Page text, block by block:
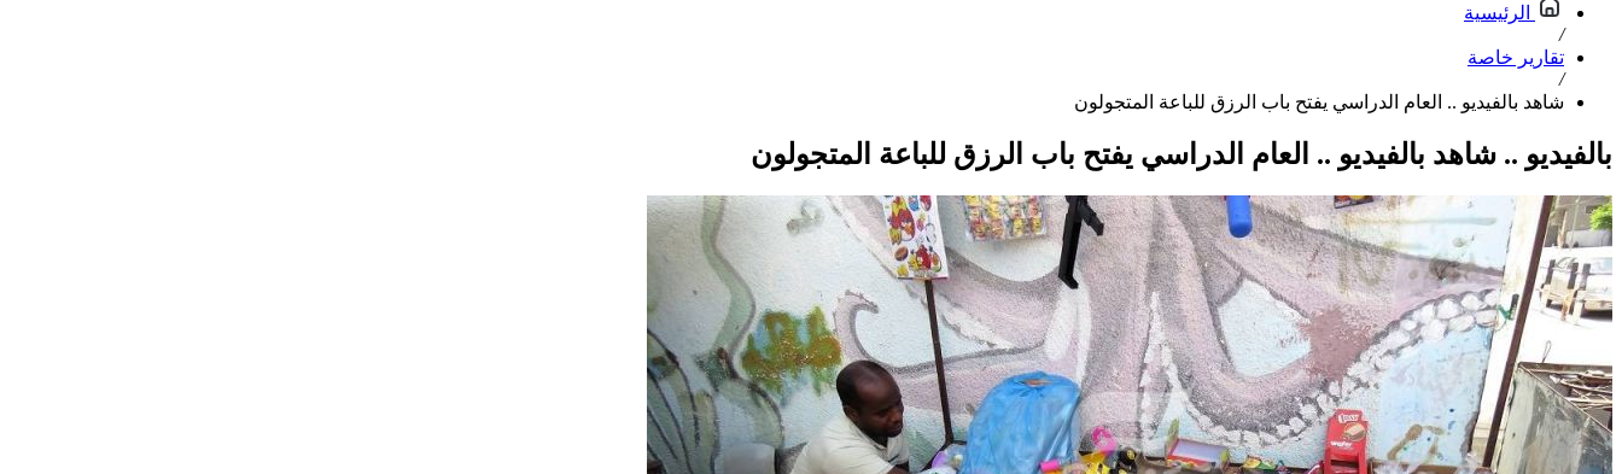
الرئيسية
/
تقارير خاصة
/
شاهد بالفيديو .. العام الدراسي يفتح باب الرزق للباعة المتجولون
بالفيديو .. شاهد بالفيديو .. العام الدراسي يفتح باب الرزق للباعة المتجولون